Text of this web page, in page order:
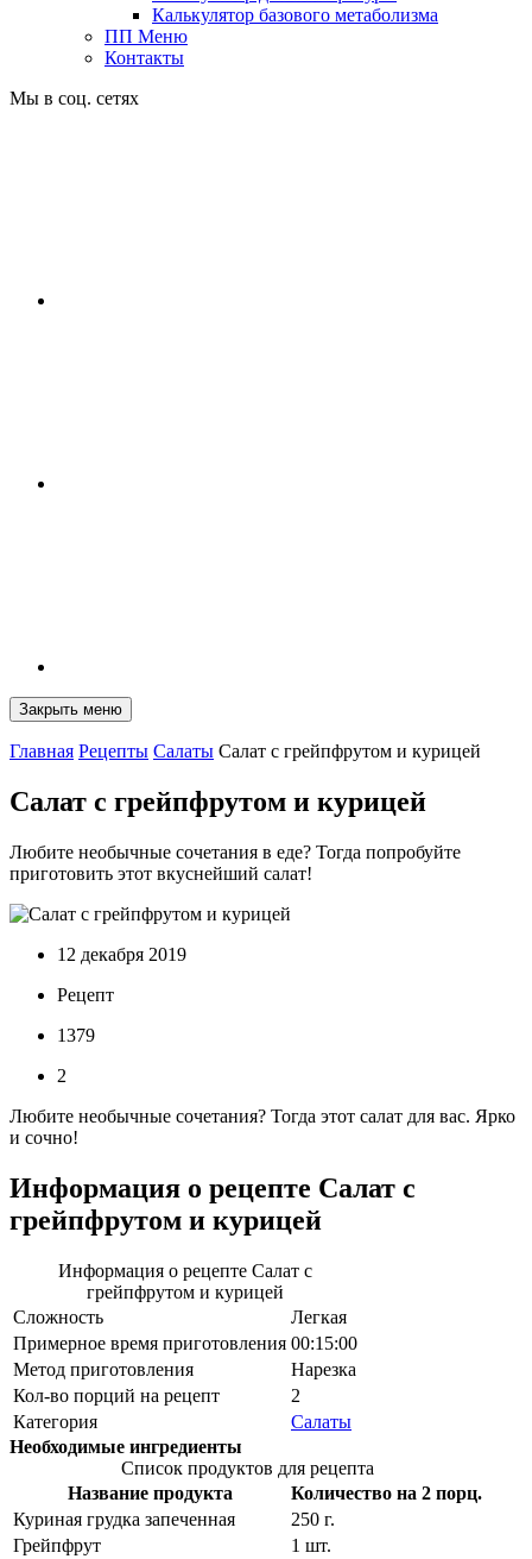
Калькулятор базового метаболизма
ПП Меню
Контакты
Мы в соц. сетях
Закрыть меню
Главная Рецепты Салаты Салат с грейпфрутом и курицей
Салат с грейпфрутом и курицей
Любите необычные сочетания в еде? Тогда попробуйте
приготовить этот вкуснейший салат!
12 декабря 2019
Рецепт
1379
2
Любите необычные сочетания? Тогда этот салат для вас. Ярко
и сочно!
Информация о рецепте Салат с
грейпфрутом и курицей
Информация о рецепте Салат с
грейпфрутом и курицей
Сложность
Легкая
Примерное время приготовления 00:15:00
Метод приготовления
Нарезка
Кол-во порций на рецепт
2
Категория
Салаты
Необходимые ингредиенты
Список продуктов для рецепта
Название продукта
Количество на 2 порц.
Куриная грудка запеченная
250 г.
Грейпфрут
1 шт.